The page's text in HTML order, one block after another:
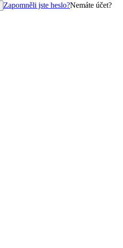
Zapomněli jste heslo?Nemáte účet?